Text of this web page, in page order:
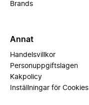
Brands
Annat
Handelsvillkor
Personuppgiftslagen
Kakpolicy
Inställningar för Cookies